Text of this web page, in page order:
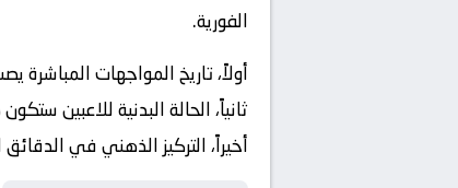
الفورية.
أولاً، تاريخ المواجهات
ثانياً، الحالة البدنية للاعبين
أخيراً، التركيز الذهني في